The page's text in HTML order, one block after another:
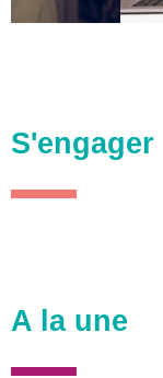
S'engager
A la une